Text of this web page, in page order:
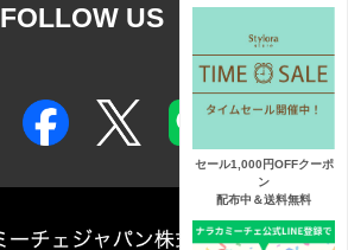
FOLLOW US
セール1,000円OFFクーポ
ン
配布中＆送料無料